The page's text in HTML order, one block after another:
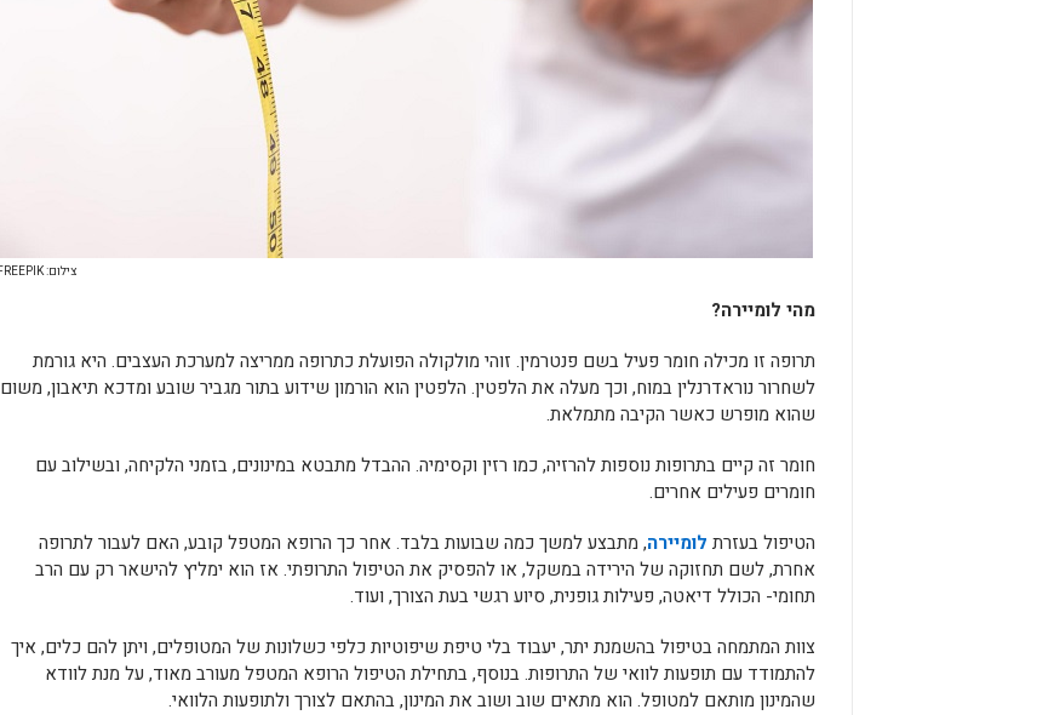
צילום: FREEPIK
מהי לומיירה?
תרופה זו מכילה חומר פעיל בשם פנטרמין. זוהי מולקולה הפועלת כתרופה ממריצה למערכת העצבים. היא גורמת
לשחרור נוראדרנלין במוח, וכך מעלה את הלפטין. הלפטין הוא הורמון שידוע בתור מגביר שובע ומדכא תיאבון, משום
שהוא מופרש כאשר הקיבה מתמלאת.
חומר זה קיים בתרופות נוספות להרזיה, כמו רזין וקסימיה. ההבדל מתבטא במינונים, בזמני הלקיחה, ובשילוב עם
חומרים פעילים אחרים.
הטיפול בעזרת לומיירה, מתבצע למשך כמה שבועות בלבד. אחר כך הרופא המטפל קובע, האם לעבור לתרופה
אחרת, לשם תחזוקה של הירידה במשקל, או להפסיק את הטיפול התרופתי. אז הוא ימליץ להישאר רק עם הרב
תחומי- הכולל דיאטה, פעילות גופנית, סיוע רגשי בעת הצורך, ועוד.
צוות המתמחה בטיפול בהשמנת יתר, יעבוד בלי טיפת שיפוטיות כלפי כשלונות של המטופלים, ויתן להם כלים, איך
להתמודד עם תופעות לוואי של התרופות. בנוסף, בתחילת הטיפול הרופא המטפל מעורב מאוד, על מנת לוודא
שהמינון מותאם למטופל. הוא מתאים שוב ושוב את המינון, בהתאם לצורך ולתופעות הלוואי.